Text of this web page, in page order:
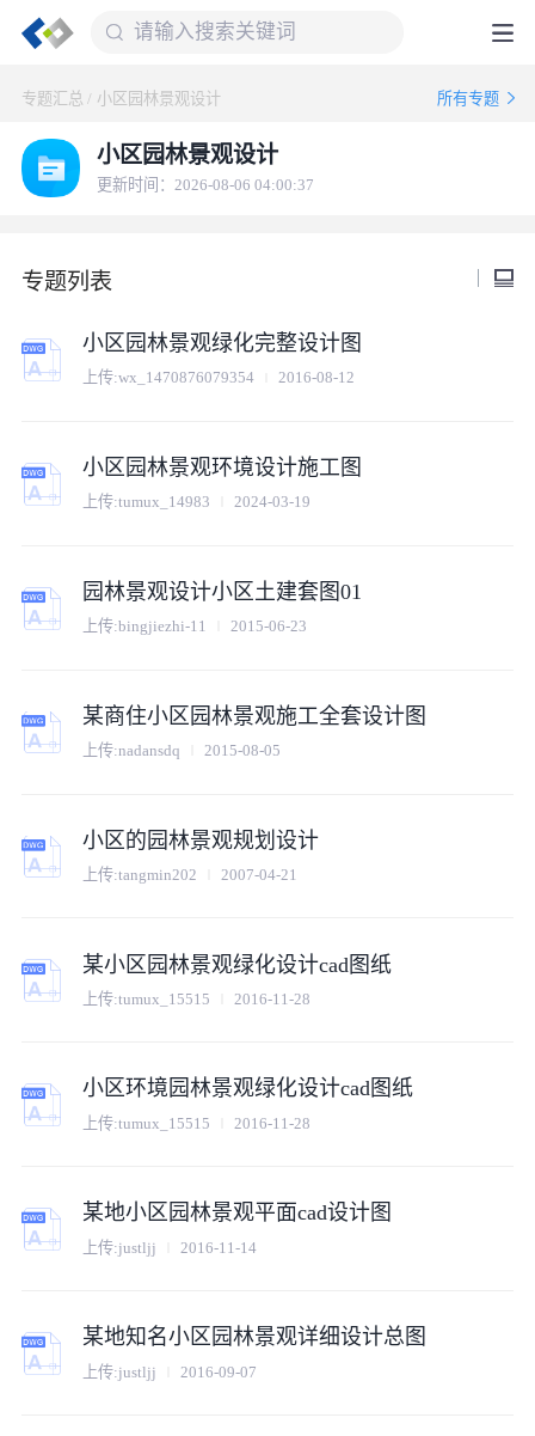
专题汇总 / 小区园林景观设计 所有专题
小区园林景观设计
更新时间：2026-08-06 04:00:37
专题列表
小区园林景观绿化完整设计图
上传:wx_1470876079354 2016-08-12
小区园林景观环境设计施工图
上传:tumux_14983 2024-03-19
园林景观设计小区土建套图01
上传:bingjiezhi-11 2015-06-23
某商住小区园林景观施工全套设计图
上传:nadansdq 2015-08-05
小区的园林景观规划设计
上传:tangmin202 2007-04-21
某小区园林景观绿化设计cad图纸
上传:tumux_15515 2016-11-28
小区环境园林景观绿化设计cad图纸
上传:tumux_15515 2016-11-28
某地小区园林景观平面cad设计图
上传:justljj 2016-11-14
某地知名小区园林景观详细设计总图
上传:justljj 2016-09-07